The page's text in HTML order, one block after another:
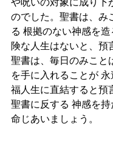
のでした。聖書は、み
る 根拠のない神感を
険な人生はないと、預
聖書は、毎日のみこと
を手に入れることが
福人生に直結すると預
聖書に反する 神感を
命じあいましょう。